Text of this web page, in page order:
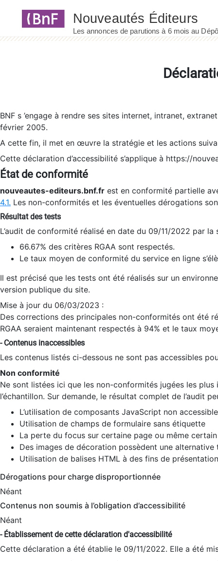
BNF s ’engage à rendre ses sites internet, intranet,
février 2005.
A cette fin, il met en œuvre la stratégie et les actions
Cette déclaration d’accessibilité s’applique à https://
État de conformité
nouveautes-editeurs.bnf.fr est en conformité partielle
4.1. Les non-conformités et les éventuelles dérogations
Résultat des tests
L’audit de conformité réalisé en date du 09/11/2022 par
66.67% des critères RGAA sont respectés.
Le taux moyen de conformité du service en ligne
Il est précisé que les tests ont été réalisés sur un
version publique du site.
Mise à jour du 06/03/2023 :
Des corrections des principales non-conformités ont été
RGAA seraient maintenant respectés à 94% et le taux
- Contenus inaccessibles
Les contenus listés ci-dessous ne sont pas accessibles
Non conformité
Ne sont listées ici que les non-conformités jugées les
l’échantillon. Sur demande, le résultat complet de l’audit
L’utilisation de composants JavaScript non
Utilisation de champs de formulaire sans étiquette
La perte du focus sur certaine page ou même
Des images de décoration possèdent une alternative
Utilisation de balises HTML à des fins de
Dérogations pour charge disproportionnée
Néant
Contenus non soumis à l’obligation d’accessibilité
Néant
- Établissement de cette déclaration d'accessibilité
Cette déclaration a été établie le 09/11/2022. Elle a été